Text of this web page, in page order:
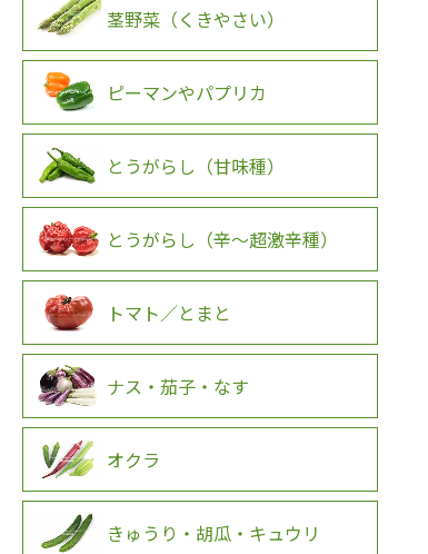
茎野菜（くきやさい）
ピーマンやパプリカ
とうがらし（甘味種）
とうがらし（辛～超激辛種）
トマト／とまと
ナス・茄子・なす
オクラ
きゅうり・胡瓜・キュウリ